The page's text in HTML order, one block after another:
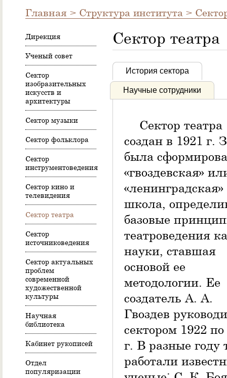
Главная > Структура института >
Дирекция
Ученый совет
Сектор
изобразительных
искусств и
архитектуры
Сектор музыки
Сектор фольклора
Сектор
инструментоведения
Сектор кино и
телевидения
Сектор театра
Сектор
источниковедения
Сектор актуальных
проблем
современной
художественной
культуры
Научная
библиотека
Кабинет рукописей
Отдел
популяризации
Сектор театра
История сектора
Научные сотрудники
Сектор театра
создан в 1921 г.
была
«гвоздевская»
«ленинградская»
школа,
базовые
театроведения
науки, ставшая
основой ее
методологии. Ее
создатель А. А.
Гвоздев
сектором 1922 по
г. В разные году
работали